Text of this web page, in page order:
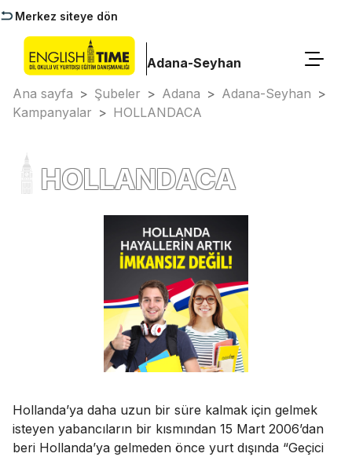
Merkez siteye dön
Adana-Seyhan
Ana sayfa > Şubeler > Adana > Adana-Seyhan >
Kampanyalar > HOLLANDACA
HOLLANDACA
Hollanda’ya daha uzun bir süre kalmak için gelmek
isteyen yabancıların bir kısmından 15 Mart 2006’dan
beri Hollanda’ya gelmeden önce yurt dışında “Geçici